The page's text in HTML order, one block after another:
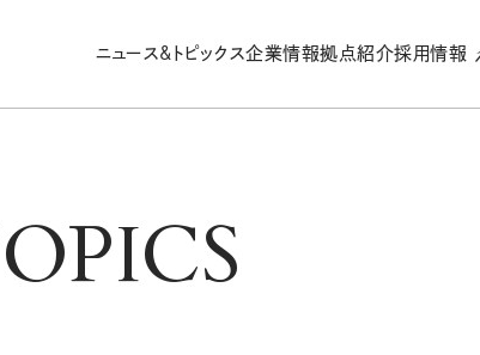
ニュース&トピックス企業情報拠点紹介採用情報
OPICS